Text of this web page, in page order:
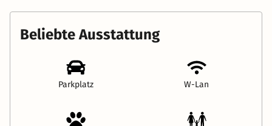
Beliebte Ausstattung
Parkplatz W-Lan